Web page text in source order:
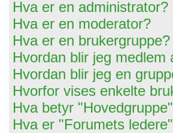
Hva er en administrator?
Hva er en moderator?
Hva er en brukergruppe?
Hvordan blir jeg medlem
Hvordan blir jeg en
Hvorfor vises enkelte
Hva betyr
Hva er "Forumets